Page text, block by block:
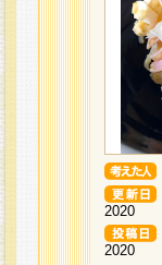
2020
2020